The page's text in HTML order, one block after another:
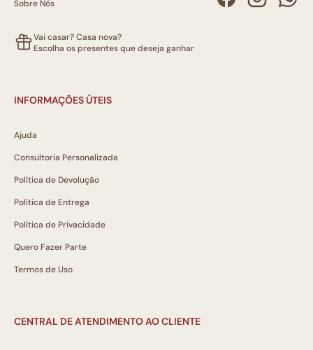
Sobre Nós
Vai casar? Casa nova?
Escolha os presentes que deseja ganhar
INFORMAÇÕES ÚTEIS
Ajuda
Consultoria Personalizada
Política de Devolução
Política de Entrega
Política de Privacidade
Quero Fazer Parte
Termos de Uso
CENTRAL DE ATENDIMENTO AO CLIENTE